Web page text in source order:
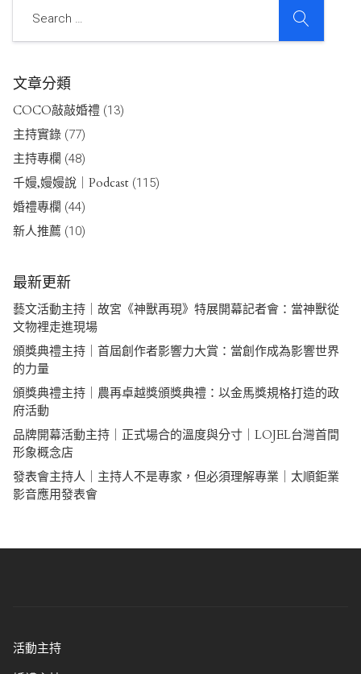
文章分類
COCO敲敲婚禮 (13)
主持實錄 (77)
主持專欄 (48)
千嫚,嫚嫚說｜Podcast (115)
婚禮專欄 (44)
新人推薦 (10)
最新更新
藝文活動主持｜故宮《神獸再現》特展開幕記者會：當神獸從
文物裡走進現場
頒獎典禮主持｜首屆創作者影響力大賞：當創作成為影響世界
的力量
頒獎典禮主持｜農再卓越獎頒獎典禮：以金馬獎規格打造的政
府活動
品牌開幕活動主持｜正式場合的溫度與分寸｜LOJEL台灣首間
形象概念店
發表會主持人｜主持人不是專家，但必須理解專業｜太順鉅業
影音應用發表會
活動主持